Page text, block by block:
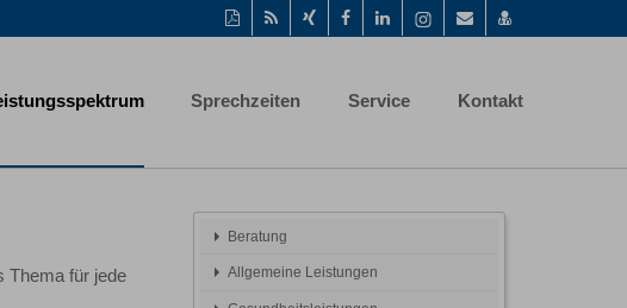
Diese
Seite
drucken
RSS-
Feed
Auf
Xing
Auf
Facebook
Auf
LinkedIn
Instagram-
Seite
Per
Mail
vCard
speichern
Sprechzeiten Service Kontakt
Thema für jede
Beratung
Allgemeine Leistungen